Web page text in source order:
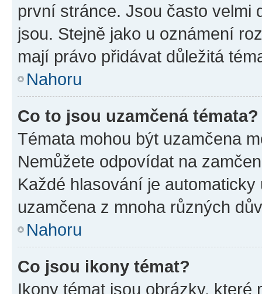
první stránce. Jsou často velmi
jsou. Stejně jako u oznámení
mají právo přidávat důležitá
Nahoru
Co to jsou uzamčená témata?
Témata mohou být uzamčena
Nemůžete odpovídat na
Každé hlasování je
uzamčena z mnoha různých
Nahoru
Co jsou ikony témat?
Ikony témat jsou obrázky,